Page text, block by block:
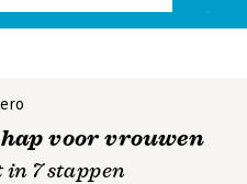
voor vrouwen
7 stappen